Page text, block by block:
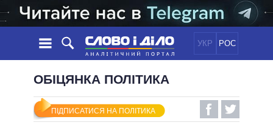
УКР РОС
НОВИНИ
СТРІЧКА
ПОДІЇ
ПОЛІТИКА
ЕКОНОМІКА
ОБIЦЯНКИ
ОБІЦЯНКА ПОЛІТИКА
ПІДПИСАТИСЯ НА ПОЛІТИКА